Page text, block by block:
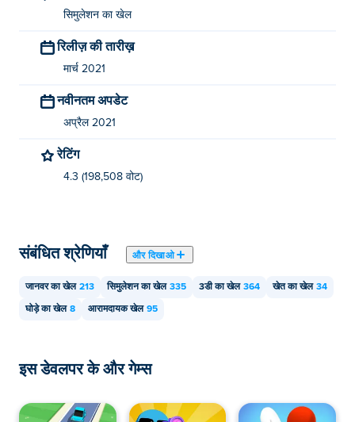
सिमुलेशन का खेल
रिलीज़ की तारीख़
मार्च 2021
नवीनतम अपडेट
अप्रैल 2021
रेटिंग
4.3 (198,508 वोट)
संबंधित श्रेणियाँ और दिखाओ
जानवर का खेल 213 सिमुलेशन का खेल 335 3डी का खेल 364 खेत का खेल 34
घोड़े का खेल 8 आरामदायक खेल 95
इस डेवलपर के और गेम्स